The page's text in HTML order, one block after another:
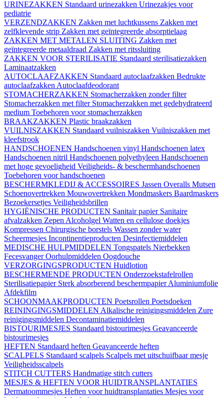
URINEZAKKEN Standaard urinezakken Urinezakjes voor
pediatrie
VERZENDZAKKEN Zakken met luchtkussens Zakken met
zelfklevende strip Zakken met geïntegreerde absorptielaag
ZAKKEN MET METALEN SLUITING Zakken met
geïntegreerde metaaldraad Zakken met ritssluiting
ZAKKEN VOOR STERILISATIE Standaard sterilisatiezakken
Laminaatzakken
AUTOCLAAFZAKKEN Standaard autoclaafzakken Bedrukte
autoclaafzakken Autoclaafdeodorant
STOMACHERZAKKEN Stomacherzakken zonder filter
Stomacherzakken met filter Stomacherzakken met gedehydrateerd
medium Toebehoren voor stomacherzakken
BRAAKZAKKEN Plastic braakzakken
VUILNISZAKKEN Standaard vuilniszakken Vuilniszakken met
kleefstrook
HANDSCHOENEN Handschoenen vinyl Handschoenen latex
Handschoenen nitril Handschoenen polyethyleen Handschoenen
met hoge gevoeligheid Veiligheids- & beschermhandschoenen
Toebehoren voor handschoenen
BESCHERMKLEDIJ & ACCESSOIRES Jassen Overalls Mutsen
Schoenovertrekken Mouwovertrekken Mondmaskers Baardmaskers
Bezoekersetjes Veiligheidsbrillen
HYGIËNISCHE PRODUCTEN Sanitair papier Sanitaire
afvalzakken Zepen Alcoholgel Watten en cellulose doekjes
Kompressen Chirurgische borstels Wassen zonder water
Scheermesjes Incontinentieproducten Desinfectiemiddelen
MEDISCHE HULPMIDDELEN Tongspatels Nierbekken
FecesvangerOorhulpmiddelen Oogdouche
VERZORGINGSPRODUCTEN Huidlotion
BESCHERMENDE PRODUCTEN Onderzoekstafelrollen
Sterilisatiepapier Sterk absorberend beschermpapierAluminiumfolie
Afdekfilm
SCHOONMAAKPRODUCTEN Poetsrollen Poetsdoeken
REININGINGSMIDDELEN Alkalische reinigingsmiddelen Zure
reinigingsmiddelen Decontaminatiemiddelen
BISTOURIMESJES Standaard bistourimesjes Geavanceerde
bistourimesjes
HEFTEN Standaard heften Geavanceerde heften
SCALPELS Standaard scalpels Scalpels met uitschuifbaar mesje
Veiligheidsscalpels
STITCH CUTTERS Handmatige stitch cutters
MESJES & HEFTEN VOOR HUIDTRANSPLANTATIES
Dermatoommesjes Heften voor huidtransplantaties Mesjes voor